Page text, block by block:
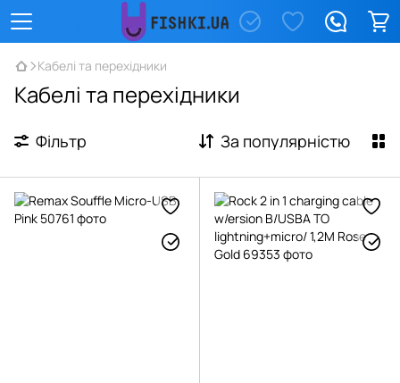
Кабелі та перехідники
Кабелі та перехідники
Фільтр За популярністю